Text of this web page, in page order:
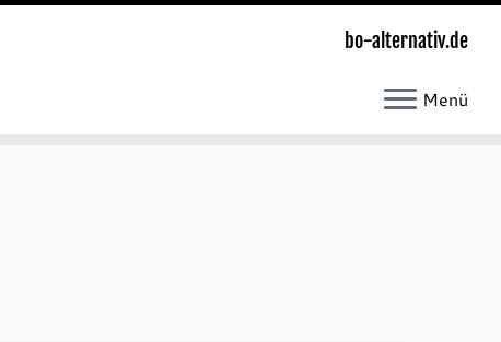
bo-alternativ.de
Menü